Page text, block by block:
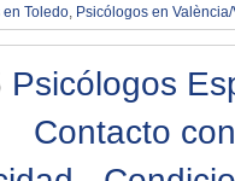
en Toledo Psicólogos en
Psicólogos
Contacto